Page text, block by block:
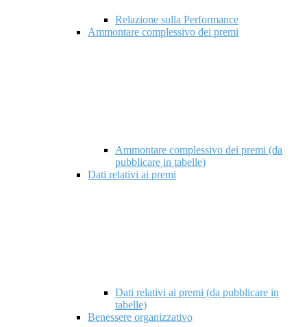
Relazione sulla Performance
Ammontare complessivo dei premi
Ammontare complessivo dei premi (da
pubblicare in tabelle)
Dati relativi ai premi
Dati relativi ai premi (da pubblicare in
tabelle)
Benessere organizzativo